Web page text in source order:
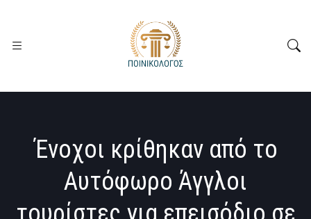
Ένοχοι κρίθηκαν από το
Αυτόφωρο Άγγλοι